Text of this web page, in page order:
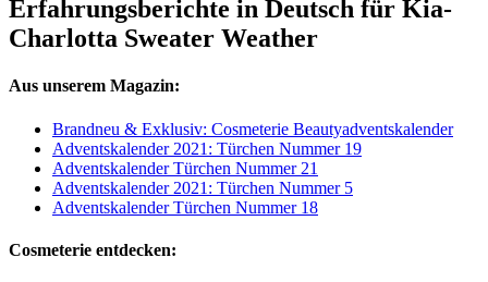
Erfahrungsberichte in Deutsch für Kia-
Charlotta Sweater Weather
Aus unserem Magazin:
Brandneu & Exklusiv: Cosmeterie Beautyadventskalender
Adventskalender 2021: Türchen Nummer 19
Adventskalender Türchen Nummer 21
Adventskalender 2021: Türchen Nummer 5
Adventskalender Türchen Nummer 18
Cosmeterie entdecken: